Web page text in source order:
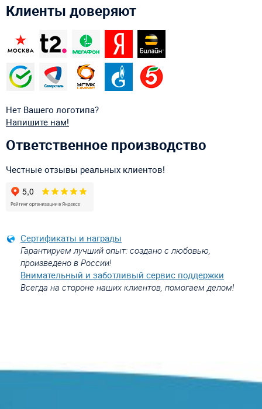
Клиенты доверяют
Нет Вашего логотипа?
Напишите нам!
Ответственное производство
Честные отзывы реальных клиентов!
Сертификаты и награды
Гарантируем лучший опыт: создано с любовью,
произведено в России!
Внимательный и заботливый сервис поддержки
Всегда на стороне наших клиентов, помогаем делом!